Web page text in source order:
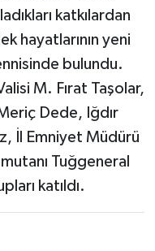
katkılardan
hayatlarının yeni
bulundu.
M. Fırat Taşolar,
Dede, Iğdır
İl Emniyet Müdürü
Tuğgeneral
katıldı.